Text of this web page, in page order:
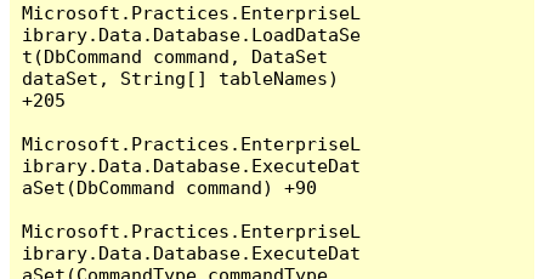
Microsoft.Practices.EnterpriseL
ibrary.Data.Database.LoadDataSe
t(DbCommand command, DataSet
dataSet, String[] tableNames)
+205
Microsoft.Practices.EnterpriseL
ibrary.Data.Database.ExecuteDat
aSet(DbCommand command) +90
Microsoft.Practices.EnterpriseL
ibrary.Data.Database.ExecuteDat
aSet(CommandType commandType,